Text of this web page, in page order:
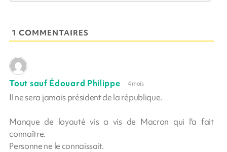
1 COMMENTAIRES
Tout sauf Édouard Philippe 4 mois
Il ne sera jamais président de la république.
Manque de loyauté vis a vis de Macron qui l'a fait
connaître.
Personne ne le connaissait.